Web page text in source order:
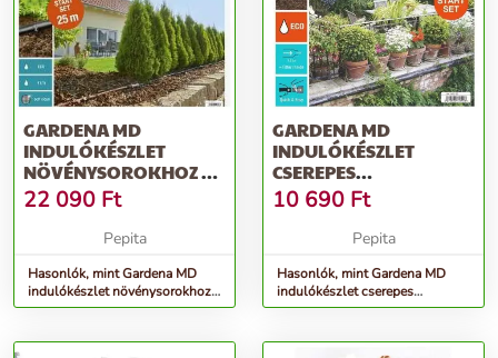
GARDENA MD
INDULÓKÉSZLET
NÖVÉNYSOROKHOZ M
MÉRET AUTOMATIC
22 090 Ft
Pepita
Hasonlók, mint Gardena MD
indulókészlet növénysorokhoz
M méret automatic
GARDENA MD
INDULÓKÉSZLET
CSEREPES
NÖVÉNYEKHEZ S
MÉRET
10 690 Ft
Pepita
Hasonlók, mint Gardena MD
indulókészlet cserepes
növényekhez S méret